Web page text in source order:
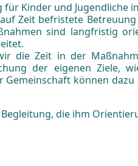
Kinder und Jugendliche
Zeit befristete
sind langfristig
die Zeit in der
der eigenen Ziele,
können
die ihm